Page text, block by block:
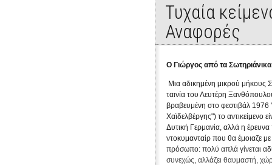
Τυχαία
Αναφορές
Ο Γιώργος από τα
Μια αδικημένη μικρού μήκους
ταινία του Λευτέρη
βραβευμένη στο φεστιβάλ 1976
Χαϊδελβέργης") το αντικείμενο
Δυτική Γερμανία, αλλά η έρευνα
ντοκυμανταίρ που θα έμοιαζε με
πρόσωπο: πολύ απλά γίνεται
συνεχώς, αλλάζει θαυμαστή,